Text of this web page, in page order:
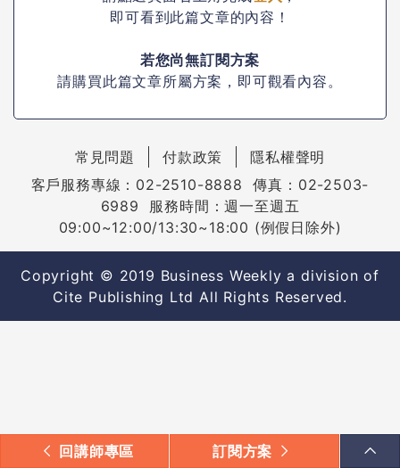
即可看到此篇文章的內容！
若您尚無訂閱方案
請購買此篇文章所屬方案，即可觀看內容。
回講師專區 訂閱方案
常見問題 付款政策
隱私權聲明
客戶服務專線：02-2510-8888 傳真：02-2503-
6989 服務時間：週一至週五
09:00~12:00/13:30~18:00 (例假日除外)
Copyright © 2019 Business Weekly a division of
Cite Publishing Ltd All Rights Reserved.